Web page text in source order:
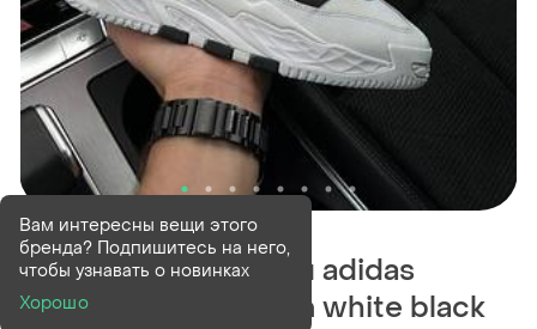
В наличии5 шт
Мужские кроссовки adidas
originals niteball prm white black
Вам интересны вещи этого
бренда? Подпишитесь на него,
чтобы узнавать о новинках
Хорошо